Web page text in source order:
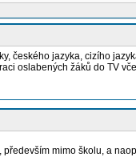
českého jazyka, cizího
oslabených žáků do TV
mimo školu, a